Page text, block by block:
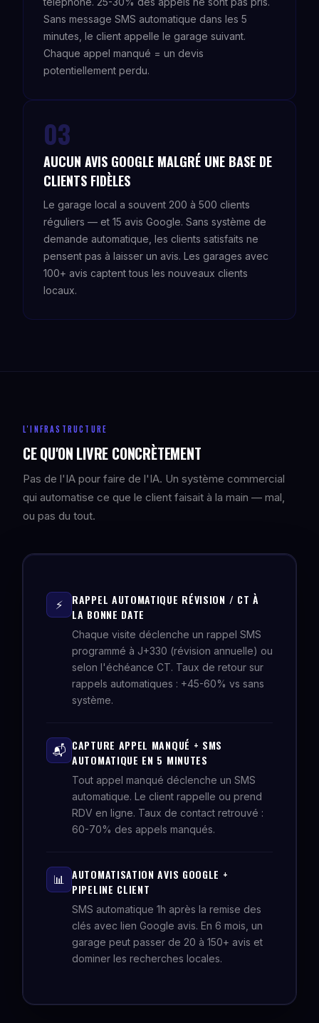
Sans message SMS automatique dans les 5
minutes, le client appelle le garage suivant.
Chaque appel manqué = un devis
potentiellement perdu.
03
AUCUN AVIS GOOGLE MALGRÉ UNE BASE DE
CLIENTS FIDÈLES
Le garage local a souvent 200 à 500 clients
réguliers — et 15 avis Google. Sans système de
demande automatique, les clients satisfaits ne
pensent pas à laisser un avis. Les garages avec
100+ avis captent tous les nouveaux clients
locaux.
L'INFRASTRUCTURE
CE QU'ON LIVRE CONCRÈTEMENT
Pas de l'IA pour faire de l'IA. Un système commercial
qui automatise ce que le client faisait à la main — mal,
ou pas du tout.
⚡
RAPPEL AUTOMATIQUE RÉVISION / CT À
LA BONNE DATE
Chaque visite déclenche un rappel SMS
programmé à J+330 (révision annuelle) ou
selon l'échéance CT. Taux de retour sur
rappels automatiques : +45-60% vs sans
système.
📬 CAPTURE APPEL MANQUÉ + SMS
AUTOMATIQUE EN 5 MINUTES
Tout appel manqué déclenche un SMS
automatique. Le client rappelle ou prend
RDV en ligne. Taux de contact retrouvé :
60-70% des appels manqués.
📊 AUTOMATISATION AVIS GOOGLE +
PIPELINE CLIENT
SMS automatique 1h après la remise des
clés avec lien Google avis. En 6 mois, un
garage peut passer de 20 à 150+ avis et
dominer les recherches locales.